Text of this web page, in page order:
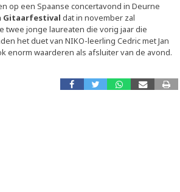
op een Spaanse concertavond in Deurne
Gitaarfestival dat in november zal
twee jonge laureaten die vorig jaar die
het duet van NIKO-leerling Cedric met Jan
enorm waarderen als afsluiter van de avond.